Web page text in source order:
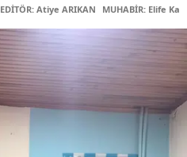
EDİTÖR: Atiye ARIKAN MUHABİR: Elife